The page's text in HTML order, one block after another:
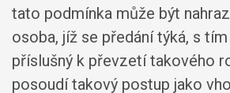
tato podmínka může být
osoba, jíž se předání týká, s
příslušný k převzetí takového
posoudí takový postup jako